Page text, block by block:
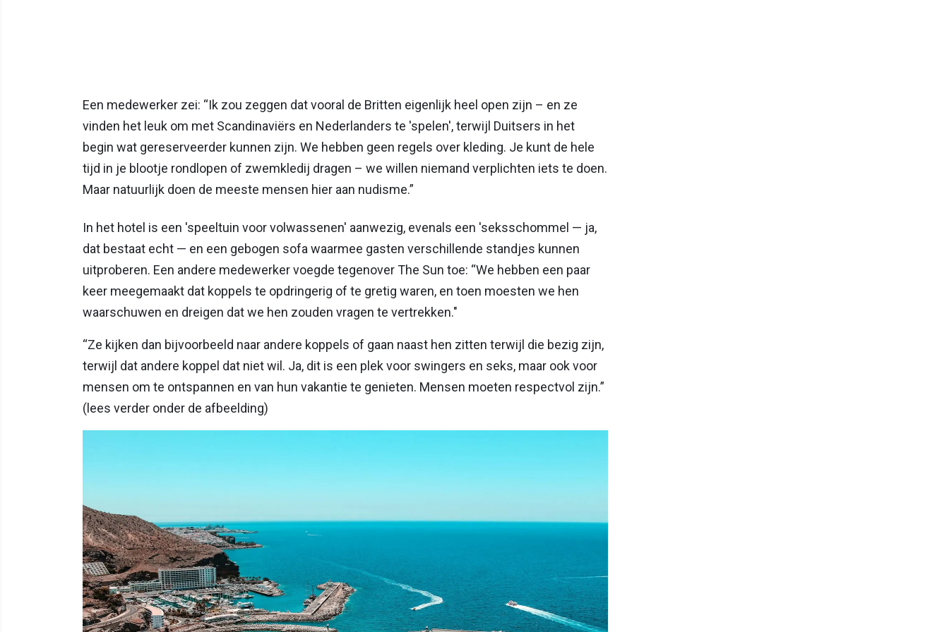
Een medewerker zei: “Ik zou zeggen dat vooral de Britten eigenlijk heel open zijn – en ze
vinden het leuk om met Scandinaviërs en Nederlanders te 'spelen', terwijl Duitsers in het
begin wat gereserveerder kunnen zijn. We hebben geen regels over kleding. Je kunt de hele
tijd in je blootje rondlopen of zwemkledij dragen – we willen niemand verplichten iets te doen.
Maar natuurlijk doen de meeste mensen hier aan nudisme.”
In het hotel is een 'speeltuin voor volwassenen' aanwezig, evenals een 'seksschommel — ja,
dat bestaat echt — en een gebogen sofa waarmee gasten verschillende standjes kunnen
uitproberen. Een andere medewerker voegde tegenover The Sun toe: “We hebben een paar
keer meegemaakt dat koppels te opdringerig of te gretig waren, en toen moesten we hen
waarschuwen en dreigen dat we hen zouden vragen te vertrekken."
“Ze kijken dan bijvoorbeeld naar andere koppels of gaan naast hen zitten terwijl die bezig zijn,
terwijl dat andere koppel dat niet wil. Ja, dit is een plek voor swingers en seks, maar ook voor
mensen om te ontspannen en van hun vakantie te genieten. Mensen moeten respectvol zijn.”
(lees verder onder de afbeelding)